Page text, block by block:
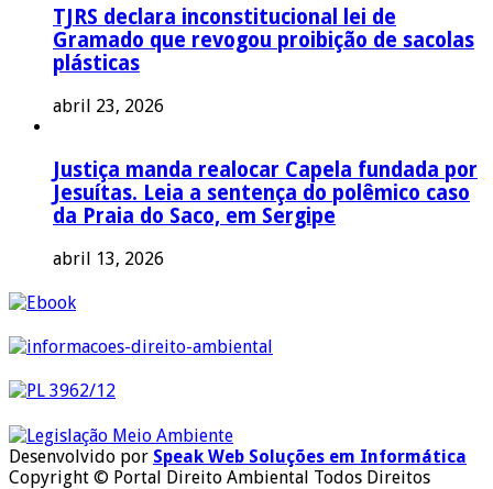
TJRS declara inconstitucional lei de
Gramado que revogou proibição de sacolas
plásticas
abril 23, 2026
Justiça manda realocar Capela fundada por
Jesuítas. Leia a sentença do polêmico caso
da Praia do Saco, em Sergipe
abril 13, 2026
Desenvolvido por Speak Web Soluções em Informática
Copyright © Portal Direito Ambiental Todos Direitos